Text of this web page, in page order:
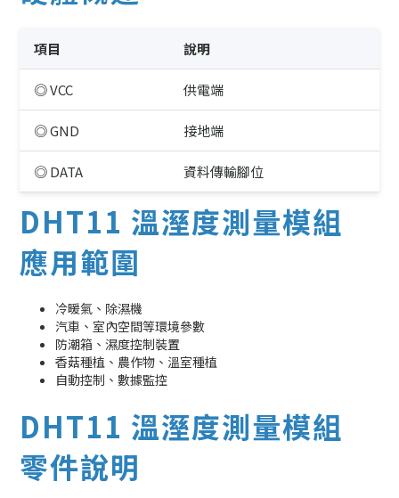
項目 說明
◎ VCC 供電端
◎ GND 接地端
◎ DATA 資料傳輸腳位
DHT11 溫溼度測量模組
應用範圍
冷暖氣、除濕機
汽車、室內空間等環境參數
防潮箱、濕度控制裝置
香菇種植、農作物、溫室種植
自動控制、數據監控
DHT11 溫溼度測量模組
零件說明